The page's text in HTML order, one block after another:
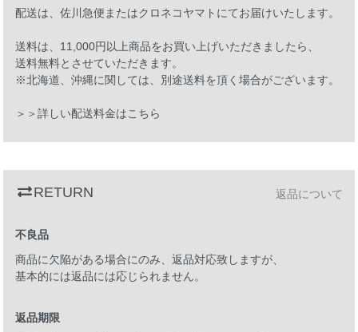
配送は、佐川急便またはクロネコヤマトにてお届けいたします。
送料は、11,000円以上商品をお買い上げいただきましたら、
送料無料とさせていただきます。
※北海道、沖縄に関しては、別途送料を頂く場合がございます。
＞＞詳しい配送料金はこちら
RETURN 返品について
不良品
商品に欠陥がある場合にのみ、返品対応致しますが、
基本的には返品には応じられません。
返品期限